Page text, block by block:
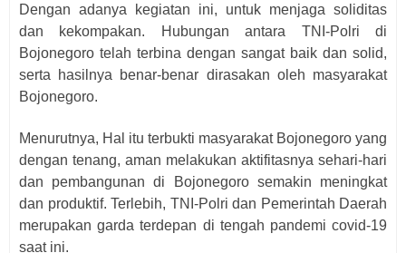
Dengan adanya kegiatan ini, untuk menjaga soliditas
dan kekompakan. Hubungan antara TNI-Polri di
Bojonegoro telah terbina dengan sangat baik dan solid,
serta hasilnya benar-benar dirasakan oleh masyarakat
Bojonegoro.
Menurutnya, Hal itu terbukti masyarakat Bojonegoro yang
dengan tenang, aman melakukan aktifitasnya sehari-hari
dan pembangunan di Bojonegoro semakin meningkat
dan produktif. Terlebih, TNI-Polri dan Pemerintah Daerah
merupakan garda terdepan di tengah pandemi covid-19
saat ini.